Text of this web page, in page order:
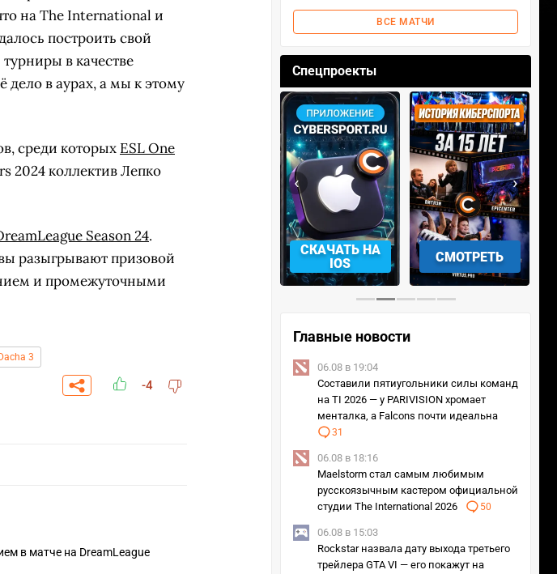
на The International и
построить свой
в качестве
дело в аурах, а мы к этому
среди которых ESL One
2024 коллектив Лепко
Season 24.
разыгрывают призовой
и промежуточными
3
-4
в матче на DreamLeague
ВСЕ МАТЧИ
Спецпроекты
СКАЧАТЬ НА
ANDROID
СКАЧАТЬ НА
СМОТРЕТЬ УЧАСТВОВАТЬ
‹ ›
Главные новости
06.08 в 19:04
Составили пятиугольники силы команд
на TI 2026 — у PARIVISION хромает
менталка, а Falcons почти идеальна
31
06.08 в 18:16
Maelstorm стал самым любимым
русскоязычным кастером официальной
студии The International 2026
50
06.08 в 15:03
Rockstar назвала дату выхода третьего
трейлера GTA VI — его покажут на